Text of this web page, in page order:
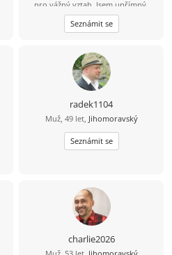
pro vážný vztah. Jsem upřímný,
spolehlivý a mám rád přírodu i
obyčejné radosti života.Rád bych
našel partnerku, se kterou budeme
každodenní chvíle.
Seznámit se
radek1104
Muž, 49 let, Jihomoravský
Seznámit se
charlie2026